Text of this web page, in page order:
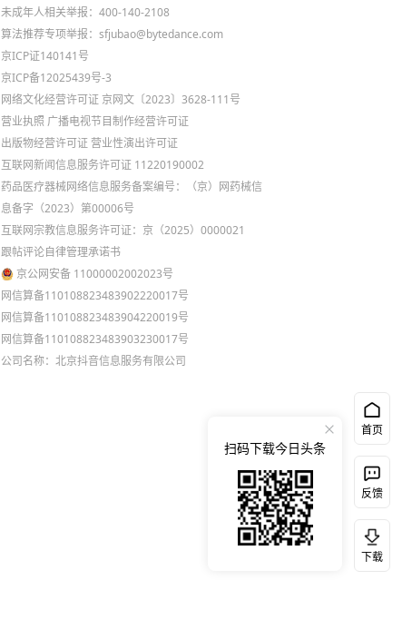
未成年人相关举报：400-140-2108
算法推荐专项举报：sfjubao@bytedance.com
京ICP证140141号
京ICP备12025439号-3
网络文化经营许可证 京网文〔2023〕3628-111号
营业执照 广播电视节目制作经营许可证
出版物经营许可证 营业性演出许可证
互联网新闻信息服务许可证 11220190002
药品医疗器械网络信息服务备案编号：（京）网药械信
息备字（2023）第00006号
互联网宗教信息服务许可证：京（2025）0000021
跟帖评论自律管理承诺书
京公网安备 11000002002023号
网信算备110108823483902220017号
网信算备110108823483904220019号
网信算备110108823483903230017号
公司名称：北京抖音信息服务有限公司
首页
反馈
下载
扫码下载今日头条